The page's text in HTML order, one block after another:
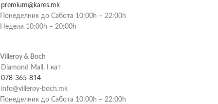
premium@kares.mk
Понеделник до Сабота 10:00h – 22:00h
Недела 10:00h – 20:00h
Villeroy & Boch
Diamond Mall, I кат
078-365-814
info@villeroy-boch.mk
Понеделник до Сабота 10:00h – 22:00h